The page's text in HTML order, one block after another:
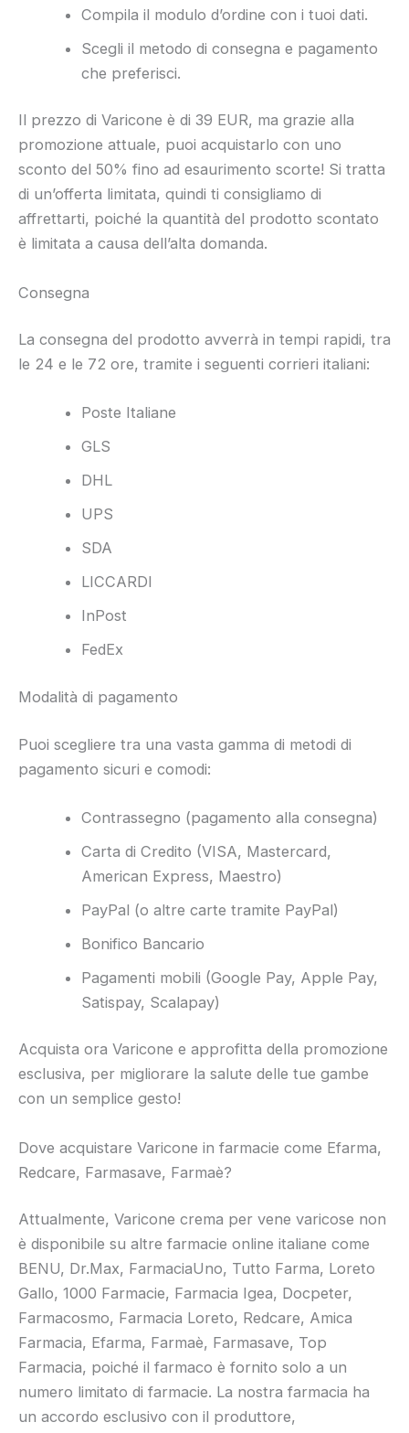
Compila il modulo d’ordine con i tuoi dati.
Scegli il metodo di consegna e pagamento
che preferisci.
Il prezzo di Varicone è di 39 EUR, ma grazie alla
promozione attuale, puoi acquistarlo con uno
sconto del 50% fino ad esaurimento scorte! Si tratta
di un’offerta limitata, quindi ti consigliamo di
affrettarti, poiché la quantità del prodotto scontato
è limitata a causa dell’alta domanda.
Consegna
La consegna del prodotto avverrà in tempi rapidi, tra
le 24 e le 72 ore, tramite i seguenti corrieri italiani:
Poste Italiane
GLS
DHL
UPS
SDA
LICCARDI
InPost
FedEx
Modalità di pagamento
Puoi scegliere tra una vasta gamma di metodi di
pagamento sicuri e comodi:
Contrassegno (pagamento alla consegna)
Carta di Credito (VISA, Mastercard,
American Express, Maestro)
PayPal (o altre carte tramite PayPal)
Bonifico Bancario
Pagamenti mobili (Google Pay, Apple Pay,
Satispay, Scalapay)
Acquista ora Varicone e approfitta della promozione
esclusiva, per migliorare la salute delle tue gambe
con un semplice gesto!
Dove acquistare Varicone in farmacie come Efarma,
Redcare, Farmasave, Farmaè?
Attualmente, Varicone crema per vene varicose non
è disponibile su altre farmacie online italiane come
BENU, Dr.Max, FarmaciaUno, Tutto Farma, Loreto
Gallo, 1000 Farmacie, Farmacia Igea, Docpeter,
Farmacosmo, Farmacia Loreto, Redcare, Amica
Farmacia, Efarma, Farmaè, Farmasave, Top
Farmacia, poiché il farmaco è fornito solo a un
numero limitato di farmacie. La nostra farmacia ha
un accordo esclusivo con il produttore,